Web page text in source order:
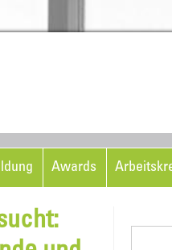
Awards